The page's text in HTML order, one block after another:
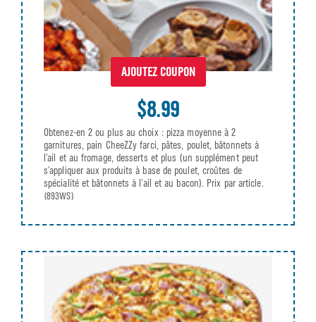
AJOUTEZ COUPON
$8.99
Obtenez-en 2 ou plus au choix : pizza moyenne à 2
garnitures, pain CheeZZy farci, pâtes, poulet, bâtonnets à
l’ail et au fromage, desserts et plus (un supplément peut
s’appliquer aux produits à base de poulet, croûtes de
spécialité et bâtonnets à l’ail et au bacon). Prix par article.
(893WS)